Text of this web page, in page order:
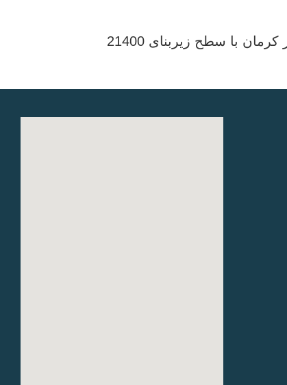
اجرای عملیات خاکی، شمع کوبی، پی سازی و اسکلت بتنی بیمارستان 220 تختخوابی کهنوج واقع در کرمان با سطح زیربنای 21400